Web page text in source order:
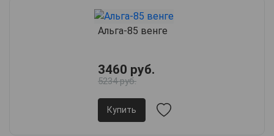
Альга-85 венге
3460 руб.
5234 руб.
Купить